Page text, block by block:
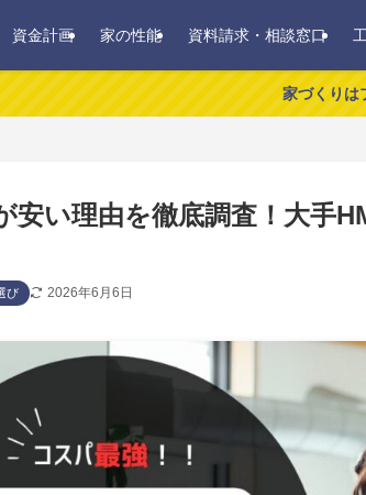
資金計画 家の性能 資料請求・相談窓口
家づくりは
安い理由を徹底調査！大手
び 2026年6月6日